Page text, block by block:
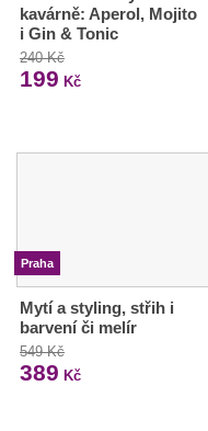
kavárně: Aperol, Mojito
i Gin & Tonic
240 Kč
199 Kč
Praha
Mytí a styling, střih i
barvení či melír
549 Kč
389 Kč